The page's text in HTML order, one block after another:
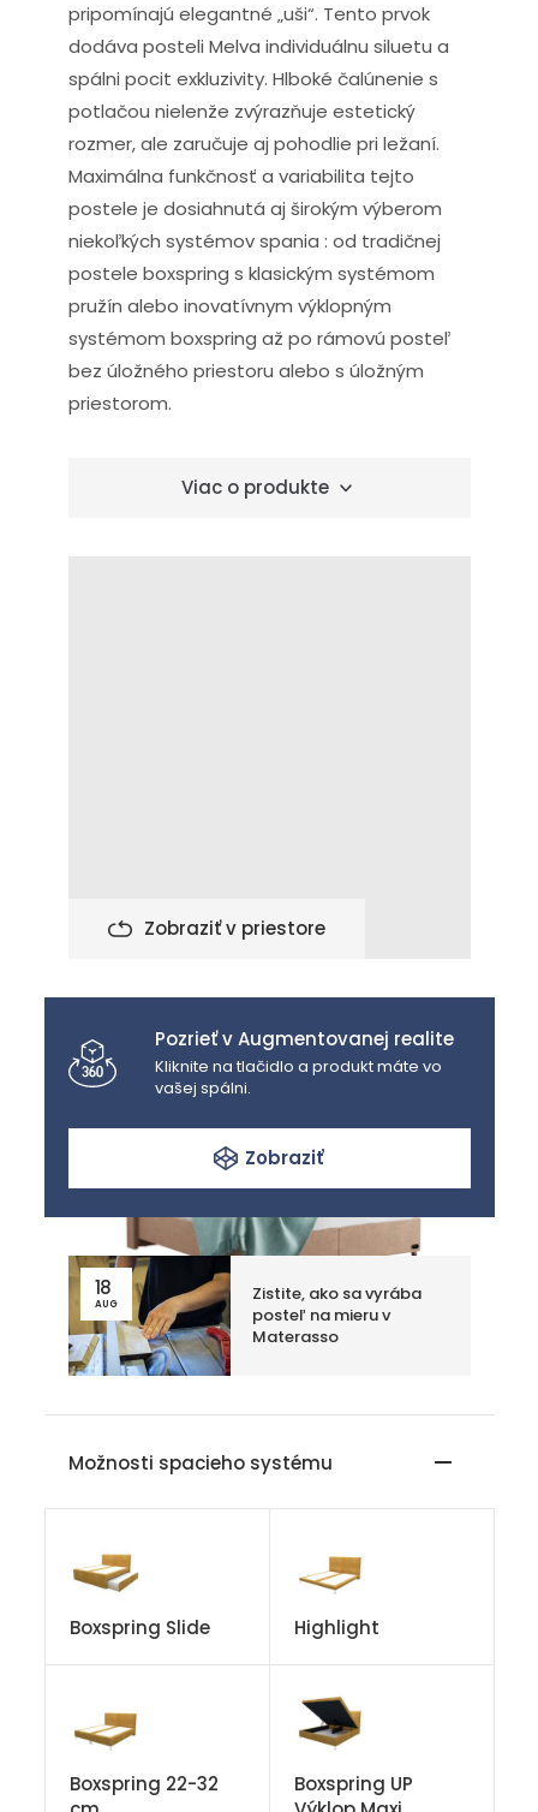
pripomínajú elegantné „uši“. Tento prvok
dodáva posteli Melva individuálnu siluetu a
spálni pocit exkluzivity. Hlboké čalúnenie s
potlačou nielenže zvýrazňuje estetický
rozmer, ale zaručuje aj pohodlie pri ležaní.
Maximálna funkčnosť a variabilita tejto
postele je dosiahnutá aj širokým výberom
niekoľkých systémov spania : od tradičnej
postele boxspring s klasickým systémom
pružín alebo inovatívnym výklopným
systémom boxspring až po rámovú posteľ
bez úložného priestoru alebo s úložným
priestorom.
Viac o produkte
Zobraziť v priestore
Pozrieť v Augmentovanej realite
Kliknite na tlačidlo a produkt máte vo
vašej spálni.
Zobraziť
18
AUG
Zistite, ako sa vyrába
posteľ na mieru v
Materasso
Možnosti spacieho systému
Boxspring Slide Highlight
Boxspring 22-32
Boxspring UP